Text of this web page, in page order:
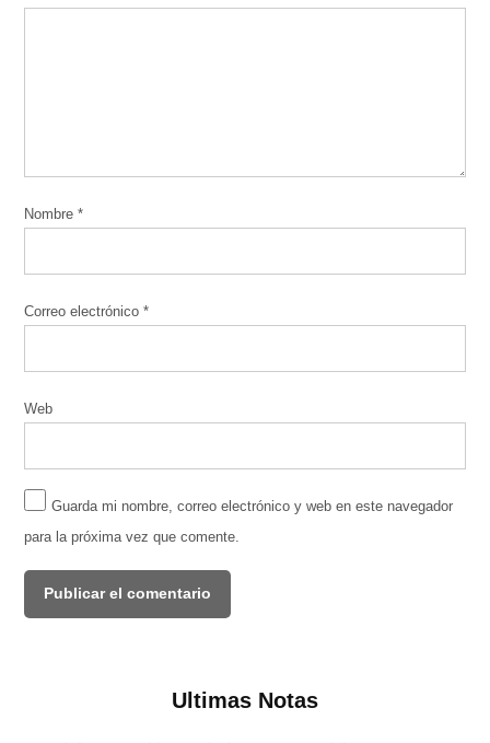
Nombre*
Correo electrónico*
Web
Guarda mi nombre, correo electrónico y web en este navegador
para la próxima vez que comente.
Ultimas Notas